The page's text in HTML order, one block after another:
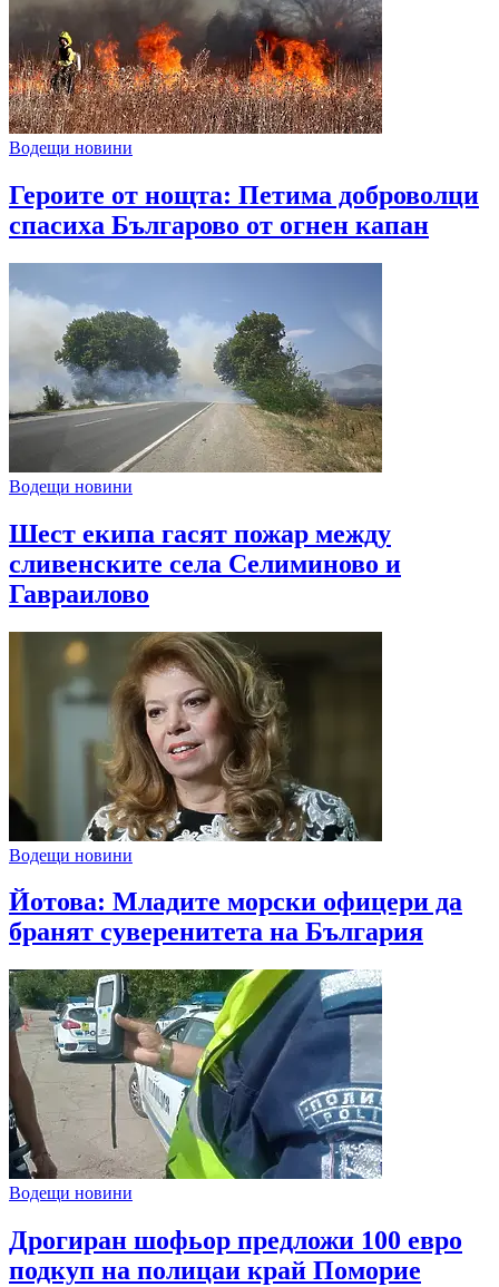
Водещи новини
Героите от нощта: Петима доброволци
спасиха Българово от огнен капан
Водещи новини
Шест екипа гасят пожар между
сливенските села Селиминово и
Гавраилово
Водещи новини
Йотова: Младите морски офицери да
бранят суверенитета на България
Водещи новини
Дрогиран шофьор предложи 100 евро
подкуп на полицаи край Поморие